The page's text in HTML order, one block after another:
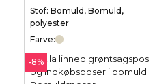
Stof: Bomuld, Bomuld,
polyester
Farve:
-8%